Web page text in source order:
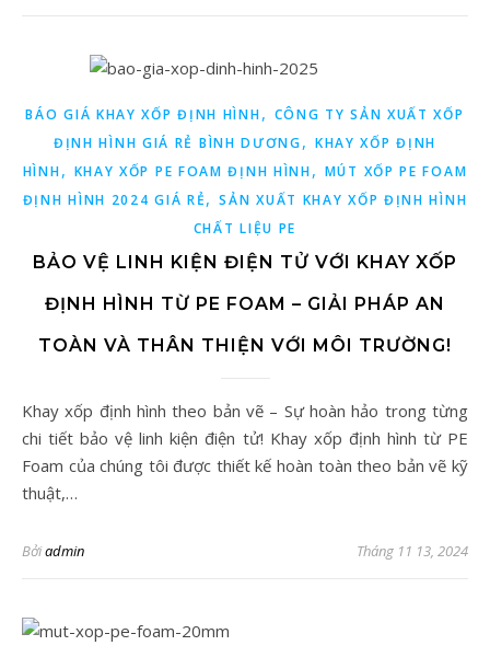
BÁO GIÁ KHAY XỐP ĐỊNH HÌNH, CÔNG TY SẢN XUẤT XỐP
ĐỊNH HÌNH GIÁ RẺ BÌNH DƯƠNG, KHAY XỐP ĐỊNH
HÌNH, KHAY XỐP PE FOAM ĐỊNH HÌNH, MÚT XỐP PE FOAM
ĐỊNH HÌNH 2024 GIÁ RẺ,SẢN XUẤT KHAY XỐP ĐỊNH HÌNH
CHẤT LIỆU PE
BẢO VỆ LINH KIỆN ĐIỆN TỬ VỚI KHAY XỐP
ĐỊNH HÌNH TỪ PE FOAM – GIẢI PHÁP AN
TOÀN VÀ THÂN THIỆN VỚI MÔI TRƯỜNG!
Khay xốp định hình theo bản vẽ – Sự hoàn hảo trong từng
chi tiết bảo vệ linh kiện điện tử! Khay xốp định hình từ PE
Foam của chúng tôi được thiết kế hoàn toàn theo bản vẽ kỹ
thuật,…
Bởiadmin Tháng 11 13, 2024